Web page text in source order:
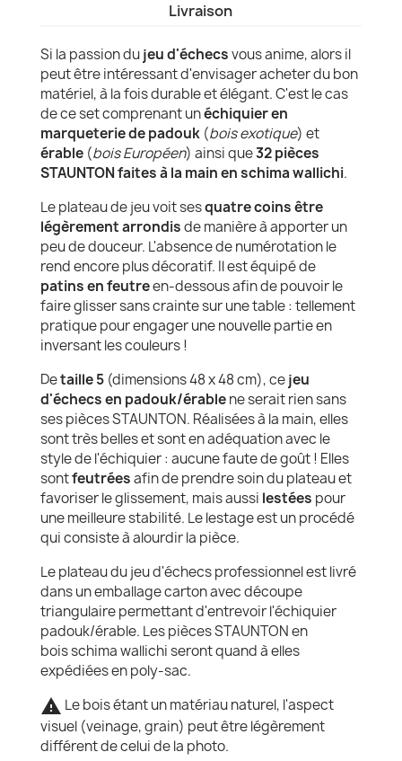
Livraison
Si la passion dujeu d'échecsvous anime, alors il
peut être intéressant d'envisager acheter du bon
matériel, à la fois durable et élégant. C'est le cas
de ce set comprenant unéchiquier en
marqueterie de padouk (bois exotique) et
érable (bois Européen) ainsi que32 pièces
STAUNTON faites à la main en schima wallichi.
Le plateau de jeu voit sesquatre coins être
légèrement arrondisde manière à apporter un
peu de douceur. L'absence de numérotation le
rend encore plus décoratif. Il est équipé de
patins en feutreen-dessous afin de pouvoir le
faire glisser sans crainte sur une table : tellement
pratique pour engager une nouvelle partie en
inversant les couleurs !
Detaille 5 (dimensions 48 x 48 cm), cejeu
d'échecs en padouk/érablene serait rien sans
ses pièces STAUNTON. Réalisées à la main, elles
sont très belles et sont en adéquation avec le
style de l'échiquier : aucune faute de goût ! Elles
sontfeutréesafin de prendre soin du plateau et
favoriser le glissement, mais aussi lestées pour
une meilleure stabilité. Le lestage est un procédé
qui consiste à alourdir la pièce.
Le plateau du jeu d'échecs professionnel est livré
dans un emballage carton avec découpe
triangulaire permettant d'entrevoir l'échiquier
padouk/érable. Les pièces STAUNTON en
bois schima wallichi seront quand à elles
expédiées en poly-sac.
warning Le bois étant un matériau naturel, l'aspect
visuel (veinage, grain) peut être légèrement
différent de celui de la photo.